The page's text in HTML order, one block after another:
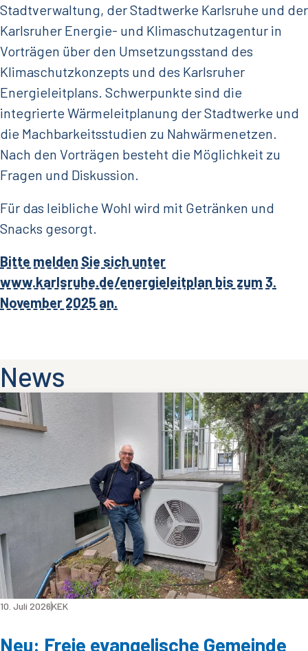
Stadtverwaltung, der Stadtwerke Karlsruhe und der
Karlsruher Energie- und Klimaschutzagentur in
Vorträgen über den Umsetzungsstand des
Klimaschutzkonzepts und des Karlsruher
Energieleitplans. Schwerpunkte sind die
integrierte Wärmeleitplanung der Stadtwerke und
die Machbarkeitsstudien zu Nahwärmenetzen.
Nach den Vorträgen besteht die Möglichkeit zu
Fragen und Diskussion.
Für das leibliche Wohl wird mit Getränken und
Snacks gesorgt.
Bitte melden Sie sich unter
www.karlsruhe.de/energieleitplan bis zum 3.
November 2025 an.
News
Neu: Freie evangelische Gemeinde
10. Juli 2026KEK